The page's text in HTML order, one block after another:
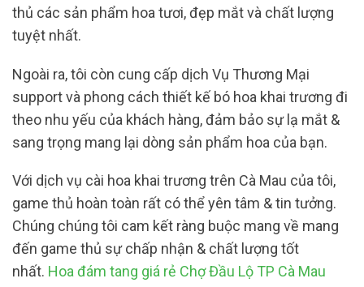
thủ các sản phẩm hoa tươi, đẹp mắt và chất lượng
tuyệt nhất.
Ngoài ra, tôi còn cung cấp dịch Vụ Thương Mại
support và phong cách thiết kế bó hoa khai trương đi
theo nhu yếu của khách hàng, đảm bảo sự lạ mắt &
sang trọng mang lại dòng sản phẩm hoa của bạn.
Với dịch vụ cài hoa khai trương trên Cà Mau của tôi,
game thủ hoàn toàn rất có thể yên tâm & tin tưởng.
Chúng chúng tôi cam kết ràng buộc mang về mang
đến game thủ sự chấp nhận & chất lượng tốt
nhất. Hoa đám tang giá rẻ Chợ Đầu Lộ TP Cà Mau